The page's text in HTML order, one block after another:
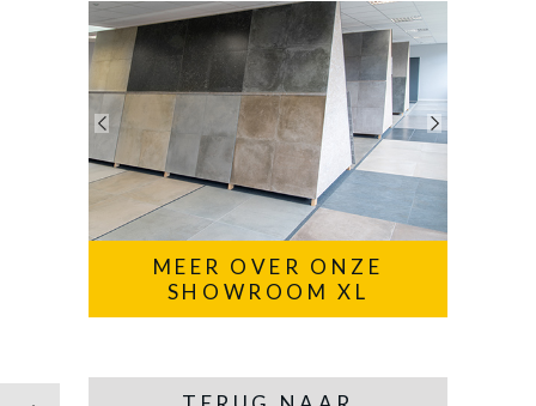
MEER OVER ONZE
SHOWROOM XL